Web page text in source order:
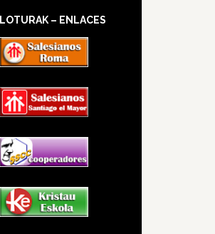
LOTURAK – ENLACES